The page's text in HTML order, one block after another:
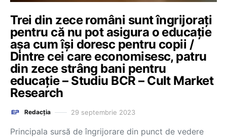
Trei din zece români sunt îngrijorați
pentru că nu pot asigura o educație
așa cum își doresc pentru copii /
Dintre cei care economisesc, patru
din zece strâng bani pentru
educație – Studiu BCR – Cult Market
Research
Redacția 29 septembrie 2023
Principala sursă de îngrijorare din punct de vedere